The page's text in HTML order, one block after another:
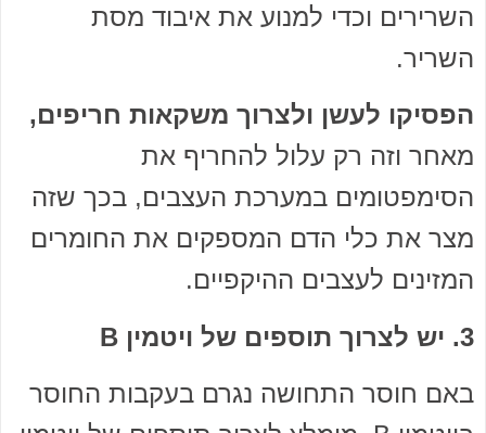
השרירים וכדי למנוע את איבוד מסת
השריר.
הפסיקו לעשן ולצרוך משקאות חריפים,
מאחר וזה רק עלול להחריף את
הסימפטומים במערכת העצבים, בכך שזה
מצר את כלי הדם המספקים את החומרים
המזינים לעצבים ההיקפיים.
3. יש לצרוך תוספים של ויטמין B
באם חוסר התחושה נגרם בעקבות החוסר